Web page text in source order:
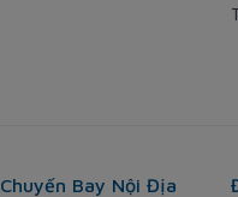
Chuyến Bay Nội Địa